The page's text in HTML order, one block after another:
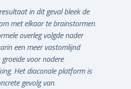
in dit geval bleek de
met elkaar te brainstormen.
overleg volgde nader
een meer vastomlijnd
voor nadere
Het diaconale platform is
gevolg van.